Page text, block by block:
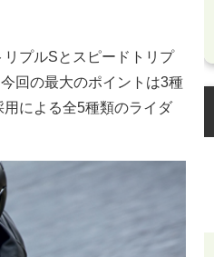
プルSとスピードトリプ
回の最大のポイントは3種
による全5種類のライダ